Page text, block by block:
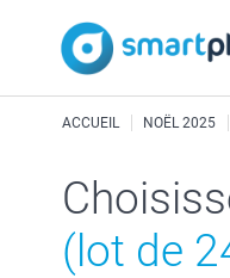
ACCUEIL NOËL 2025
(lot de